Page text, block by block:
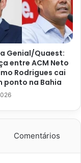
Genial/Quaest:
entre ACM Neto
Rodrigues cai
ponto na Bahia
Comentários